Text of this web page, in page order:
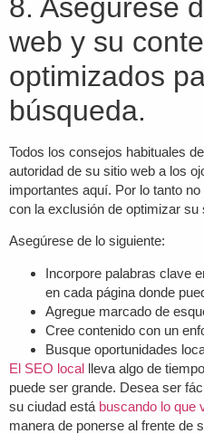
8. Asegúrese
web y su
optimizados
búsqueda.
Todos los consejos habituales
autoridad de su sitio web a los
importantes aquí. Por lo tanto
con la exclusión de optimizar su
Asegúrese de lo siguiente:
Incorpore palabras clave
en cada página donde
Agregue marcado de
Cree contenido con un
Busque oportunidades
El SEO local lleva algo de
puede ser grande. Desea ser
su ciudad está buscando lo que
manera de ponerse al frente de